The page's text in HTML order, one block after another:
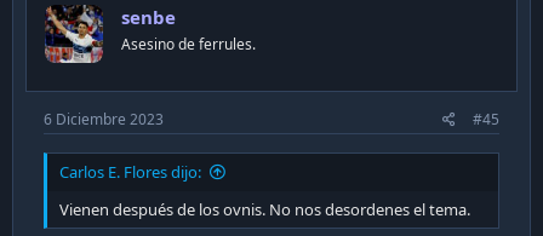
senbe
Asesino de ferrules.
6 Diciembre 2023 #45
Carlos E. Flores dijo:
Vienen después de los ovnis. No nos desordenes el tema.